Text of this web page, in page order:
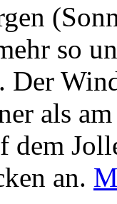
so
Der
als
dem
an.